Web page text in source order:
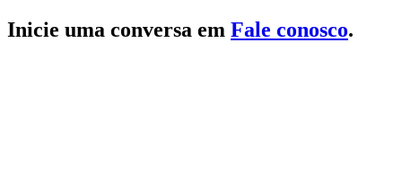
Inicie uma conversa em Fale conosco.